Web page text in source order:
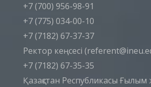
+7 (700) 956-98-91
+7 (775) 034-00-10
+7 (7182) 67-37-37
Ректор кеңсесі
+7 (7182) 67-35-35
Қазақстан Республикасы